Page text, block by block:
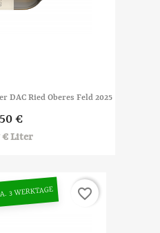
DAC Ried Oberes Feld 2025
€
€ Liter
3 WERKTAGE favorite_border